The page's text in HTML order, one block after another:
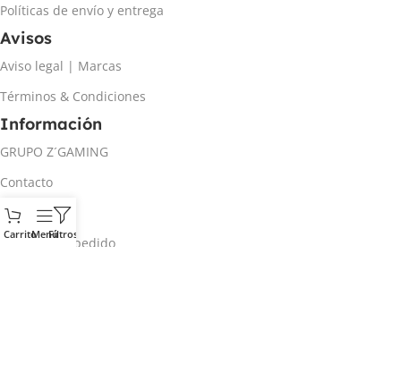
Políticas de envío y entrega
Avisos
Aviso legal | Marcas
Términos & Condiciones
Información
GRUPO Z´GAMING
Contacto
Mi cuenta
Rastrear mi pedido
CarritoMenúFiltros